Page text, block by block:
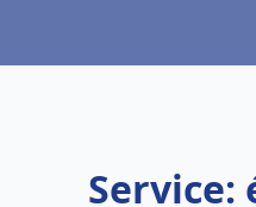
Service: